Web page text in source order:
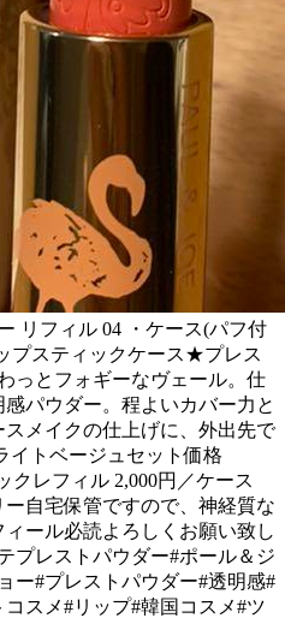
リフィル 04 ・ケース(パフ付
プスティックケース★プレス
っとフォギーなヴェール。仕
感パウダー。程よいカバー力と
メイクの仕上げに、外出先で
イトベージュセット価格
レフィル 2,000円／ケース
ー自宅保管ですので、神経質な
ール必読よろしくお願い致し
プレストパウダー#ポール＆ジ
ー#プレストパウダー#透明感#
スメ#リップ#韓国コスメ#ツ